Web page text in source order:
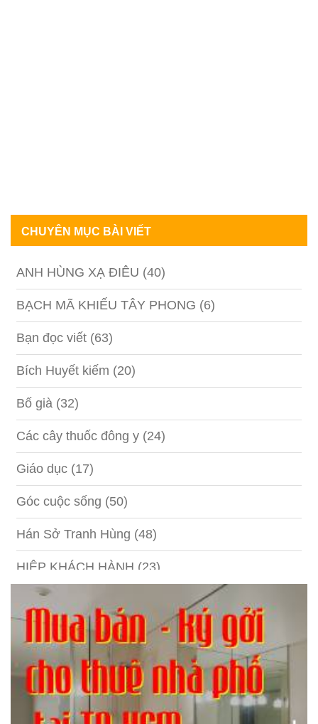
CHUYÊN MỤC BÀI VIẾT
ANH HÙNG XẠ ĐIÊU (40)
BẠCH MÃ KHIẾU TÂY PHONG (6)
Bạn đọc viết (63)
Bích Huyết kiếm (20)
Bố già (32)
Các cây thuốc đông y (24)
Giáo dục (17)
Góc cuộc sống (50)
Hán Sở Tranh Hùng (48)
HIỆP KHÁCH HÀNH (23)
Hồng lâu mộng
(1)
Kỹ năng(18)
Liên Thành quyết(13)